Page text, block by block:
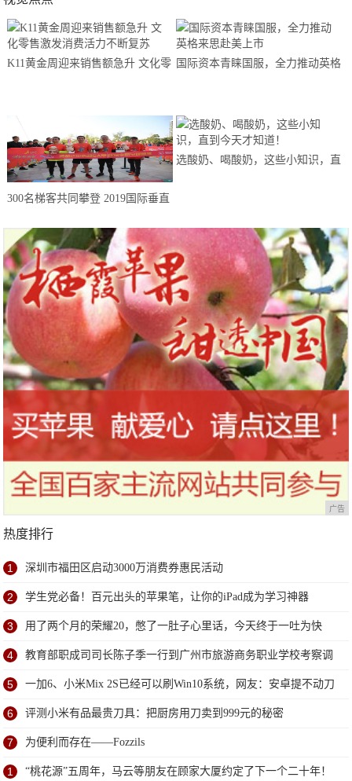
K11黄金周迎来销售额急升 文化零 国际资本青睐国服，全力推动英格
300名梯客共同攀登 2019国际垂直
站欢乐开跑
选酸奶、喝酸奶，这些小知识，直
广告
热度排行
1 深圳市福田区启动3000万消费券惠民活动
2 学生党必备！百元出头的苹果笔，让你的iPad成为学习神器
3 用了两个月的荣耀20，憋了一肚子心里话，今天终于一吐为快
4 教育部职成司司长陈子季一行到广州市旅游商务职业学校考察调
研
5 一加6、小米Mix 2S已经可以刷Win10系统，网友：安卓提不动刀
了？
6 评测小米有品最贵刀具：把厨房用刀卖到999元的秘密
7 为便利而存在——Fozzils
1 “桃花源”五周年，马云等朋友在顾家大厦约定了下一个二十年！